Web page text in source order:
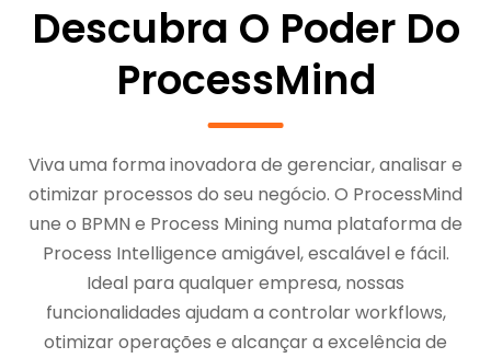
Descubra O Poder Do
ProcessMind
Viva uma forma inovadora de gerenciar, analisar e
otimizar processos do seu negócio. O ProcessMind
une o BPMN e Process Mining numa plataforma de
Process Intelligence amigável, escalável e fácil.
Ideal para qualquer empresa, nossas
funcionalidades ajudam a controlar workflows,
otimizar operações e alcançar a excelência de